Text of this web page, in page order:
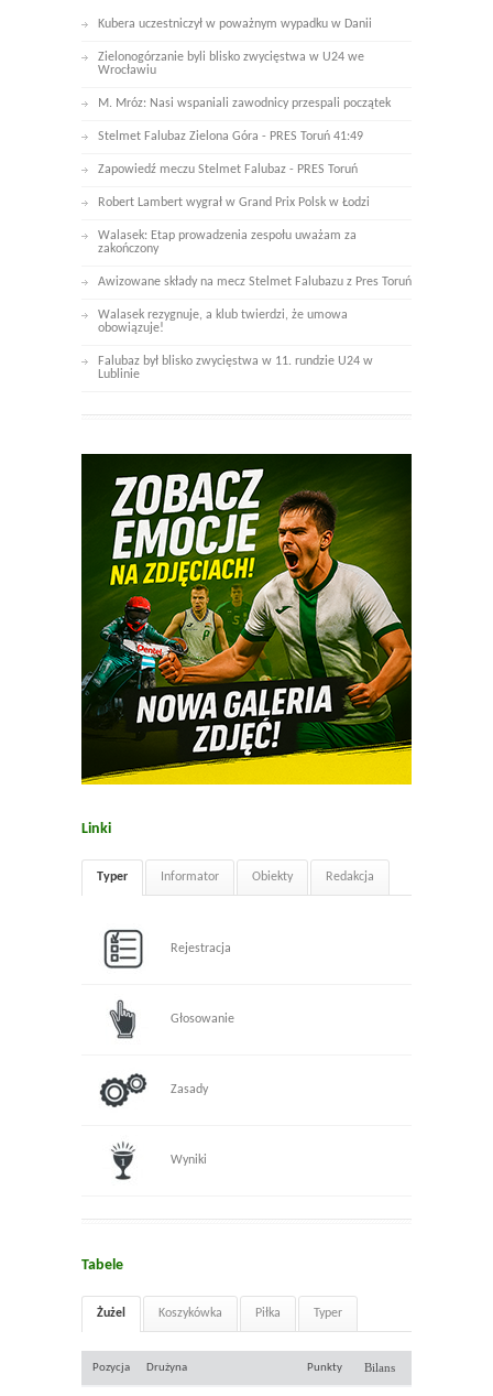
Kubera uczestniczył w poważnym wypadku w Danii
Zielonogórzanie byli blisko zwycięstwa w U24 we
Wrocławiu
M. Mróz: Nasi wspaniali zawodnicy przespali początek
Stelmet Falubaz Zielona Góra - PRES Toruń 41:49
Zapowiedź meczu Stelmet Falubaz - PRES Toruń
Robert Lambert wygrał w Grand Prix Polsk w Łodzi
Walasek: Etap prowadzenia zespołu uważam za
zakończony
Awizowane składy na mecz Stelmet Falubazu z Pres Toruń
Walasek rezygnuje, a klub twierdzi, że umowa
obowiązuje!
Falubaz był blisko zwycięstwa w 11. rundzie U24 w
Lublinie
Linki
Typer Informator Obiekty Redakcja
Rejestracja
Głosowanie
Zasady
Wyniki
Tabele
Żużel Koszykówka Piłka Typer
Pozycja Drużyna Punkty Bilans